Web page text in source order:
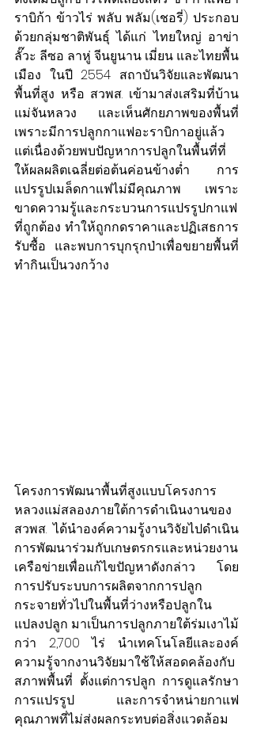
ราบิก้า ข้าวไร่ พลับ พลัม(เชอรี่) ประกอบ
ด้วยกลุ่มชาติพันธุ์ ได้แก่ ไทยใหญ่ อาข่า
ลั๊วะ ลีซอ ลาหู่ จีนยูนาน เมี่ยน และไทยพื้น
เมือง ในปี 2554 สถาบันวิจัยและพัฒนา
พื้นที่สูง หรือ สวพส. เข้ามาส่งเสริมที่บ้าน
แม่จันหลวง และเห็นศักยภาพของพื้นที่
เพราะมีการปลูกกาแฟอะราบิกาอยู่แล้ว
แต่เนื่องด้วยพบปัญหาการปลูกในพื้นที่ที่
ให้ผลผลิตเฉลี่ยต่อต้นค่อนข้างต่ำ การ
แปรรูปเมล็ดกาแฟไม่มีคุณภาพ เพราะ
ขาดความรู้และกระบวนการแปรรูปกาแฟ
ที่ถูกต้อง ทำให้ถูกกดราคาและปฏิเสธการ
รับซื้อ และพบการบุกรุกป่าเพื่อขยายพื้นที่
ทำกินเป็นวงกว้าง
โครงการพัฒนาพื้นที่สูงแบบโครงการ
หลวงแม่สลองภายใต้การดำเนินงานของ
สวพส. ได้นำองค์ความรู้งานวิจัยไปดำเนิน
การพัฒนาร่วมกับเกษตรกรและหน่วยงาน
เครือข่ายเพื่อแก้ไขปัญหาดังกล่าว โดย
การปรับระบบการผลิตจากการปลูก
กระจายทั่วไปในพื้นที่ว่างหรือปลูกใน
แปลงปลูก มาเป็นการปลูกภายใต้ร่มเงาไม้
กว่า 2,700 ไร่ นำเทคโนโลยีและองค์
ความรู้จากงานวิจัยมาใช้ให้สอดคล้องกับ
สภาพพื้นที่ ตั้งแต่การปลูก การดูแลรักษา
การแปรรูป และการจำหน่ายกาแฟ
คุณภาพที่ไม่ส่งผลกระทบต่อสิ่งแวดล้อม